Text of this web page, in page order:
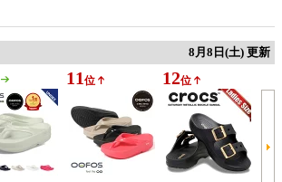
8月8日(土) 更新
11 位 12位